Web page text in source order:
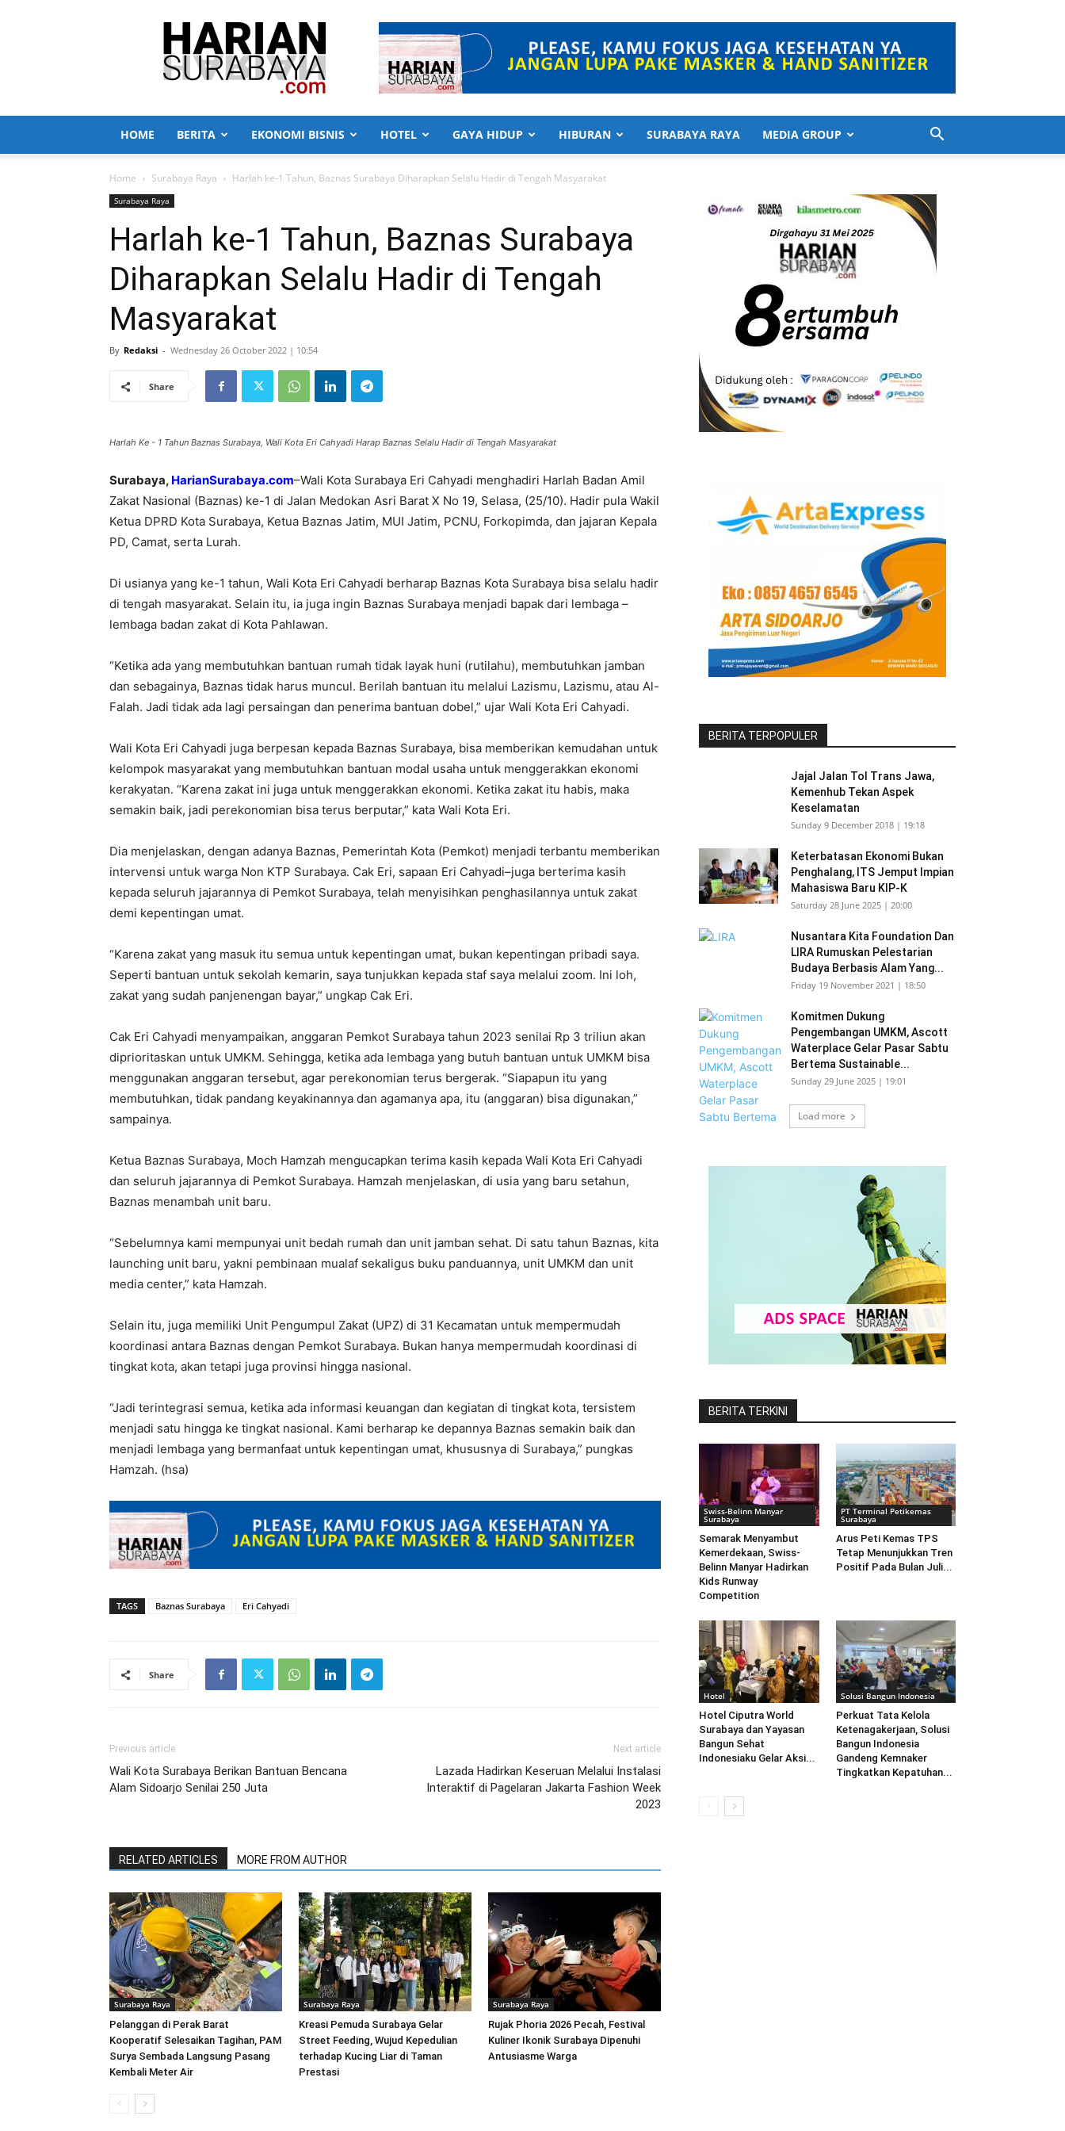
Harian
Surabaya
HOME BERITA EKONOMI BISNIS HOTEL GAYA HIDUP HIBURAN SURABAYA RAYA MEDIA GROUP
Home Surabaya Raya Harlah ke-1 Tahun, Baznas Surabaya Diharapkan Selalu Hadir di Tengah Masyarakat
Surabaya Raya
Harlah ke-1 Tahun, Baznas Surabaya
Diharapkan Selalu Hadir di Tengah
Masyarakat
By Redaksi - Wednesday 26 October 2022 | 10:54
Share
Harlah Ke - 1 Tahun Baznas Surabaya, Wali Kota Eri Cahyadi Harap Baznas Selalu Hadir di Tengah Masyarakat
Surabaya, HarianSurabaya.com–Wali Kota Surabaya Eri Cahyadi menghadiri Harlah Badan Amil
Zakat Nasional (Baznas) ke-1 di Jalan Medokan Asri Barat X No 19, Selasa, (25/10). Hadir pula Wakil
Ketua DPRD Kota Surabaya, Ketua Baznas Jatim, MUI Jatim, PCNU, Forkopimda, dan jajaran Kepala
PD, Camat, serta Lurah.
Di usianya yang ke-1 tahun, Wali Kota Eri Cahyadi berharap Baznas Kota Surabaya bisa selalu hadir
di tengah masyarakat. Selain itu, ia juga ingin Baznas Surabaya menjadi bapak dari lembaga –
lembaga badan zakat di Kota Pahlawan.
“Ketika ada yang membutuhkan bantuan rumah tidak layak huni (rutilahu), membutuhkan jamban
dan sebagainya, Baznas tidak harus muncul. Berilah bantuan itu melalui Lazismu, Lazismu, atau Al-
Falah. Jadi tidak ada lagi persaingan dan penerima bantuan dobel,” ujar Wali Kota Eri Cahyadi.
Wali Kota Eri Cahyadi juga berpesan kepada Baznas Surabaya, bisa memberikan kemudahan untuk
kelompok masyarakat yang membutuhkan bantuan modal usaha untuk menggerakkan ekonomi
kerakyatan. “Karena zakat ini juga untuk menggerakkan ekonomi. Ketika zakat itu habis, maka
semakin baik, jadi perekonomian bisa terus berputar,” kata Wali Kota Eri.
Dia menjelaskan, dengan adanya Baznas, Pemerintah Kota (Pemkot) menjadi terbantu memberikan
intervensi untuk warga Non KTP Surabaya. Cak Eri, sapaan Eri Cahyadi–juga berterima kasih
kepada seluruh jajarannya di Pemkot Surabaya, telah menyisihkan penghasilannya untuk zakat
demi kepentingan umat.
“Karena zakat yang masuk itu semua untuk kepentingan umat, bukan kepentingan pribadi saya.
Seperti bantuan untuk sekolah kemarin, saya tunjukkan kepada staf saya melalui zoom. Ini loh,
zakat yang sudah panjenengan bayar,” ungkap Cak Eri.
Cak Eri Cahyadi menyampaikan, anggaran Pemkot Surabaya tahun 2023 senilai Rp 3 triliun akan
diprioritaskan untuk UMKM. Sehingga, ketika ada lembaga yang butuh bantuan untuk UMKM bisa
menggunakan anggaran tersebut, agar perekonomian terus bergerak. “Siapapun itu yang
membutuhkan, tidak pandang keyakinannya dan agamanya apa, itu (anggaran) bisa digunakan,”
sampainya.
Ketua Baznas Surabaya, Moch Hamzah mengucapkan terima kasih kepada Wali Kota Eri Cahyadi
dan seluruh jajarannya di Pemkot Surabaya. Hamzah menjelaskan, di usia yang baru setahun,
Baznas menambah unit baru.
“Sebelumnya kami mempunyai unit bedah rumah dan unit jamban sehat. Di satu tahun Baznas, kita
launching unit baru, yakni pembinaan mualaf sekaligus buku panduannya, unit UMKM dan unit
media center,” kata Hamzah.
Selain itu, juga memiliki Unit Pengumpul Zakat (UPZ) di 31 Kecamatan untuk mempermudah
koordinasi antara Baznas dengan Pemkot Surabaya. Bukan hanya mempermudah koordinasi di
tingkat kota, akan tetapi juga provinsi hingga nasional.
“Jadi terintegrasi semua, ketika ada informasi keuangan dan kegiatan di tingkat kota, tersistem
menjadi satu hingga ke tingkat nasional. Kami berharap ke depannya Baznas semakin baik dan
menjadi lembaga yang bermanfaat untuk kepentingan umat, khususnya di Surabaya,” pungkas
Hamzah. (hsa)
TAGS Baznas Surabaya Eri Cahyadi
Share
Previous article
Wali Kota Surabaya Berikan Bantuan Bencana
Alam Sidoarjo Senilai 250 Juta
Next article
Lazada Hadirkan Keseruan Melalui Instalasi
Interaktif di Pagelaran Jakarta Fashion Week
2023
RELATED ARTICLES MORE FROM AUTHOR
Surabaya Raya
Pelanggan di Perak Barat
Kooperatif Selesaikan Tagihan, PAM
Surya Sembada Langsung Pasang
Kembali Meter Air
Surabaya Raya
Kreasi Pemuda Surabaya Gelar
Street Feeding, Wujud Kepedulian
terhadap Kucing Liar di Taman
Prestasi
Surabaya Raya
Rujak Phoria 2026 Pecah, Festival
Kuliner Ikonik Surabaya Dipenuhi
Antusiasme Warga
BERITA TERPOPULER
Jajal Jalan Tol Trans Jawa,
Kemenhub Tekan Aspek
Keselamatan
Sunday 9 December 2018 | 19:18
Keterbatasan Ekonomi Bukan
Penghalang, ITS Jemput Impian
Mahasiswa Baru KIP-K
Saturday 28 June 2025 | 20:00
Nusantara Kita Foundation Dan
LIRA Rumuskan Pelestarian
Budaya Berbasis Alam Yang...
Friday 19 November 2021 | 18:50
Komitmen Dukung
Pengembangan UMKM, Ascott
Waterplace Gelar Pasar Sabtu
Bertema Sustainable...
Sunday 29 June 2025 | 19:01
Load more
BERITA TERKINI
Swiss-Belinn Manyar
Surabaya
Semarak Menyambut
Kemerdekaan, Swiss-
Belinn Manyar Hadirkan
Kids Runway
Competition
PT Terminal Petikemas
Surabaya
Arus Peti Kemas TPS
Tetap Menunjukkan Tren
Positif Pada Bulan Juli...
Hotel
Hotel Ciputra World
Surabaya dan Yayasan
Bangun Sehat
Indonesiaku Gelar Aksi...
Solusi Bangun Indonesia
Perkuat Tata Kelola
Ketenagakerjaan, Solusi
Bangun Indonesia
Gandeng Kemnaker
Tingkatkan Kepatuhan...